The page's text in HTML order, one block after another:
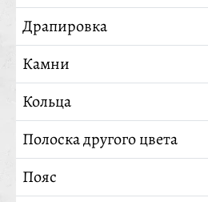
Драпировка
Камни
Кольца
Полоска другого цвета
Пояс